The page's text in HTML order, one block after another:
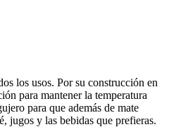
los usos. Por su construcción en
para mantener la temperatura
para que además de mate
jugos y las bebidas que prefieras.